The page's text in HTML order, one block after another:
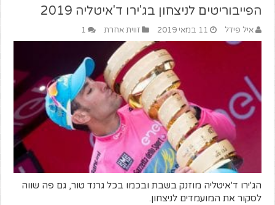
הפייבוריטים לניצחון בג'ירו ד'איטליה 2019
איל פידל 11 במאי 2019 זווית אחרת 1
הג'ירו ד'איטליה מוזנק בשבת ובכמו בכל גרנד טור, גם פה שווה
לסקור את המועמדים לניצחון.